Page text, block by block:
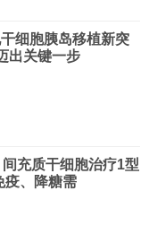
细胞胰岛移植新突
出关键一步
充质干细胞治疗1型
疫、降糖需